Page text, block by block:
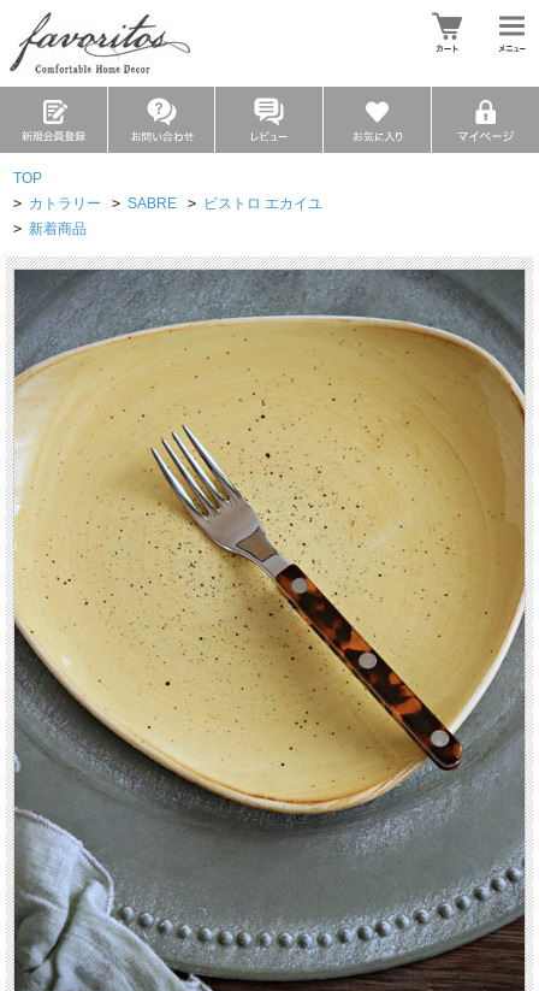
TOP
> カトラリー > SABRE > ビストロ エカイユ
> 新着商品